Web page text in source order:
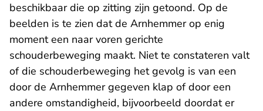
beschikbaar die op zitting zijn getoond. Op de
beelden is te zien dat de Arnhemmer op enig
moment een naar voren gerichte
schouderbeweging maakt. Niet te constateren valt
of die schouderbeweging het gevolg is van een
door de Arnhemmer gegeven klap of door een
andere omstandigheid, bijvoorbeeld doordat er